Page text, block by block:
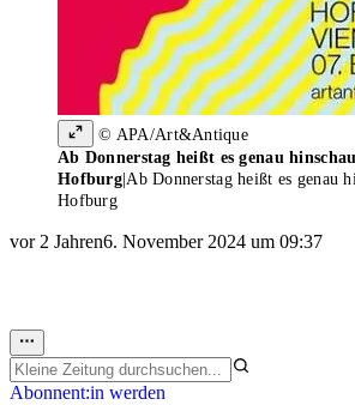
© APA/Art&Antique
Ab Donnerstag heißt es genau
Hofburg|Ab Donnerstag heißt es genau
Hofburg
vor 2 Jahren6. November 2024 um 09:37
Abonnent:in werden